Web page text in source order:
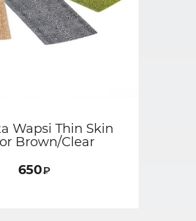
Wapsi Thin Skin
Brown/Clear
650₽